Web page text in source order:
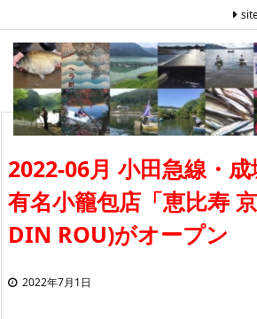
2022-06月 小田急線・
有名小籠包店「恵比寿
DIN ROU)がオープン
2022年7月1日